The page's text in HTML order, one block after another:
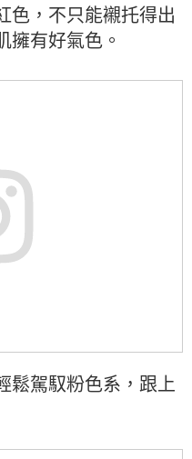
色，不只能襯托得出
擁有好氣色。
鬆駕馭粉色系，跟上